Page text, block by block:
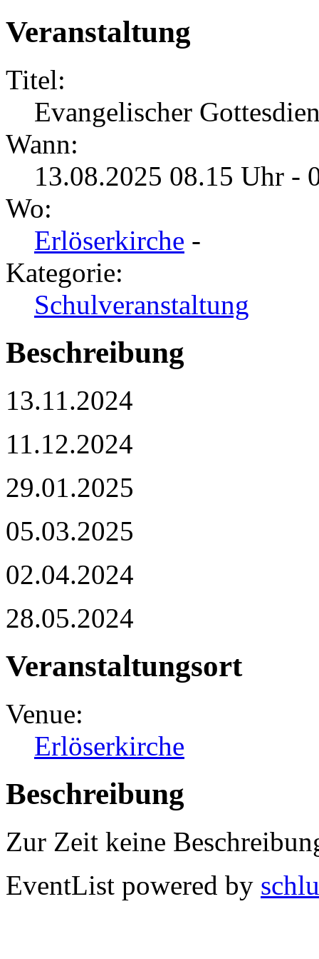
Veranstaltung
Titel:
Evangelischer
Wann:
13.08.2025 08.15 Uhr -
Wo:
Erlöserkirche -
Kategorie:
Schulveranstaltung
Beschreibung
13.11.2024
11.12.2024
29.01.2025
05.03.2025
02.04.2024
28.05.2024
Veranstaltungsort
Venue:
Erlöserkirche
Beschreibung
Zur Zeit keine
EventList powered by